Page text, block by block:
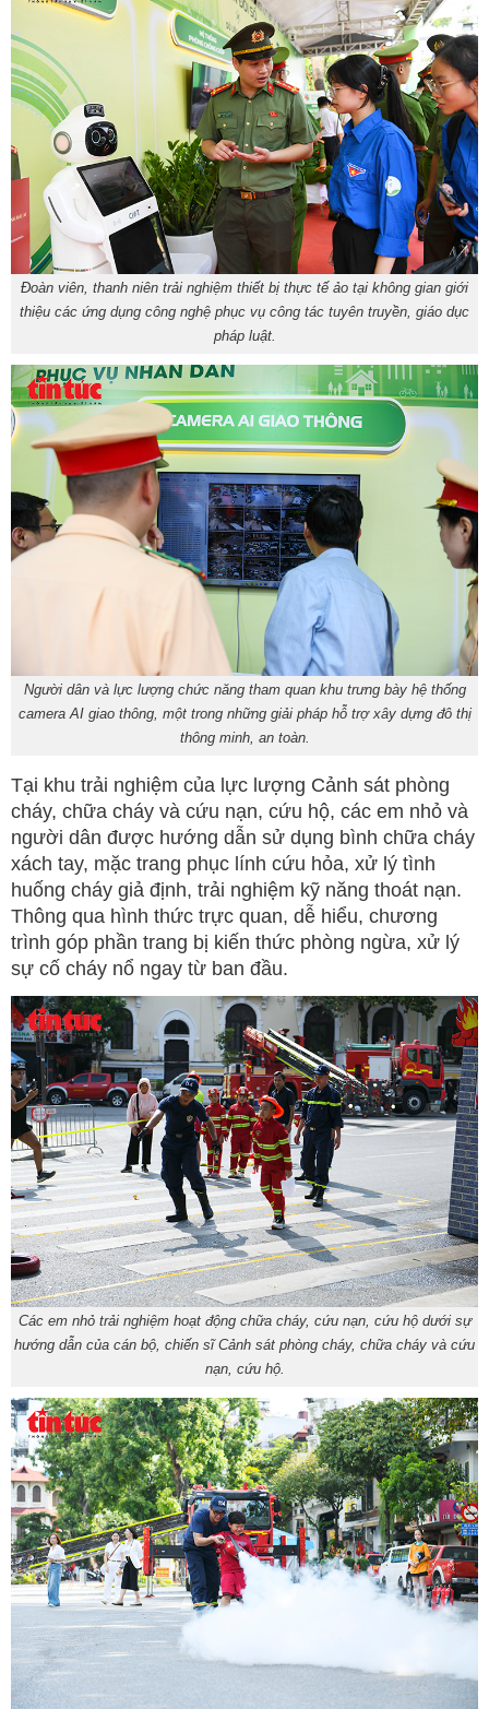
Đoàn viên, thanh niên trải nghiệm thiết bị thực tế ảo tại không gian giới
thiệu các ứng dụng công nghệ phục vụ công tác tuyên truyền, giáo dục
pháp luật.
Người dân và lực lượng chức năng tham quan khu trưng bày hệ thống
camera AI giao thông, một trong những giải pháp hỗ trợ xây dựng đô thị
thông minh, an toàn.
Tại khu trải nghiệm của lực lượng Cảnh sát phòng
cháy, chữa cháy và cứu nạn, cứu hộ, các em nhỏ và
người dân được hướng dẫn sử dụng bình chữa cháy
xách tay, mặc trang phục lính cứu hỏa, xử lý tình
huống cháy giả định, trải nghiệm kỹ năng thoát nạn.
Thông qua hình thức trực quan, dễ hiểu, chương
trình góp phần trang bị kiến thức phòng ngừa, xử lý
sự cố cháy nổ ngay từ ban đầu.
Các em nhỏ trải nghiệm hoạt động chữa cháy, cứu nạn, cứu hộ dưới sự
hướng dẫn của cán bộ, chiến sĩ Cảnh sát phòng cháy, chữa cháy và cứu
nạn, cứu hộ.